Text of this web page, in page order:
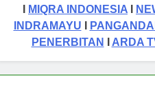
MIQRA INDONESIA
INDRAMAYU
PENERBITAN
ARDA